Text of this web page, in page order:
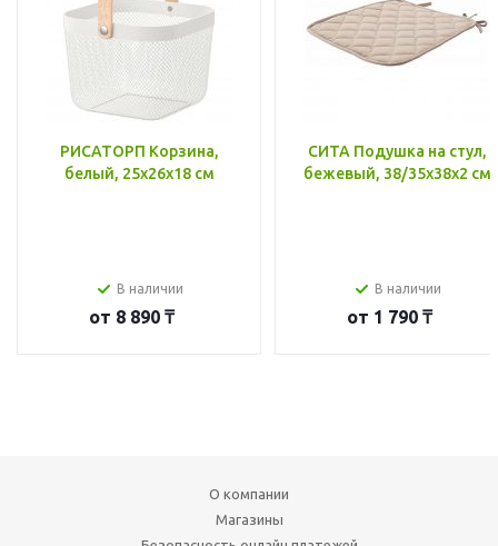
РИСАТОРП Корзина,
белый, 25x26x18 см
В наличии
от 8 890 ₸
СИТА Подушка на стул,
бежевый, 38/35x38x2 см
В наличии
от 1 790 ₸
О компании
Магазины